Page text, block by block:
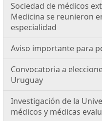
Sociedad de médicos
Medicina se reunieron
especialidad
Aviso importante para
Convocatoria a
Uruguay
Investigación de la
médicos y médicas